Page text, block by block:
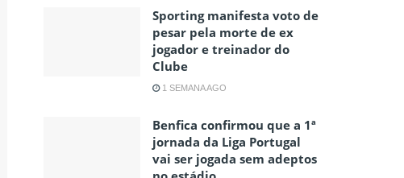
Sporting manifesta voto de
pesar pela morte de ex
jogador e treinador do
Clube
1 SEMANA AGO
Benfica confirmou que a 1ª
jornada da Liga Portugal
vai ser jogada sem adeptos